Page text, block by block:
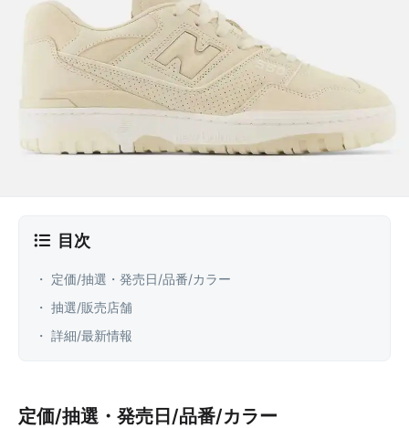
目次
・ 定価/抽選・発売日/品番/カラー
・ 抽選/販売店舗
・ 詳細/最新情報
定価/抽選・発売日/品番/カラー